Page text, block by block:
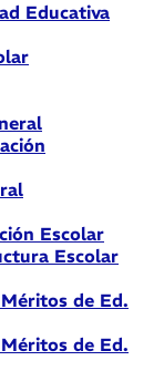
Educativa
Escolar
Escolar
de Ed.
de Ed.